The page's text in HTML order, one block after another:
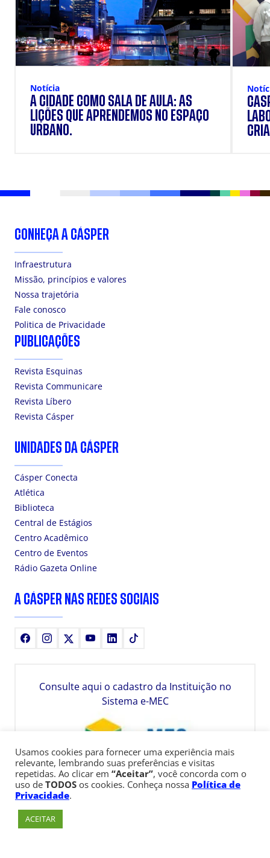
Notícia
A CIDADE COMO SALA DE AULA: AS
LIÇÕES QUE APRENDEMOS NO ESPAÇO
URBANO.
CONHEÇA A CÁSPER
Infraestrutura
Missão, princípios e valores
Nossa trajetória
Fale conosco
Politica de Privacidade
PUBLICAÇÕES
Revista Esquinas
Revista Communicare
Revista Líbero
Revista Cásper
UNIDADES DA CÁSPER
Cásper Conecta
Atlética
Biblioteca
Central de Estágios
Centro Acadêmico
Centro de Eventos
Rádio Gazeta Online
A CÁSPER NAS REDES SOCIAIS
FacebookInstagram YoutubeLinkedIn
Consulte aqui o cadastro da Instituição no
Sistema e-MEC
Usamos cookies para fornecer uma experiência mais
relevante, lembrando suas preferências e visitas
repetidas. Ao clicar em “Aceitar”, você concorda com o
uso de TODOS os cookies. Conheça nossa Política de
Privacidade.
ACEITAR